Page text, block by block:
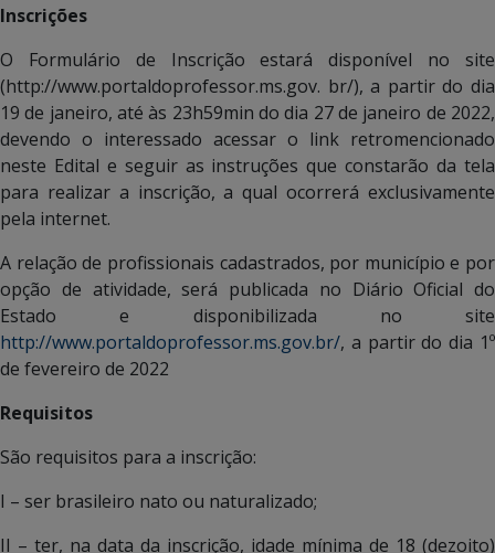
Inscrições
O Formulário de Inscrição estará disponível no site
(http://www.portaldoprofessor.ms.gov. br/), a partir do dia
19 de janeiro, até às 23h59min do dia 27 de janeiro de 2022,
devendo o interessado acessar o link retromencionado
neste Edital e seguir as instruções que constarão da tela
para realizar a inscrição, a qual ocorrerá exclusivamente
pela internet.
A relação de profissionais cadastrados, por município e por
opção de atividade, será publicada no Diário Oficial do
Estado e disponibilizada no site
http://www.portaldoprofessor.ms.gov.br/, a partir do dia 1º
de fevereiro de 2022
Requisitos
São requisitos para a inscrição:
I – ser brasileiro nato ou naturalizado;
II – ter, na data da inscrição, idade mínima de 18 (dezoito)